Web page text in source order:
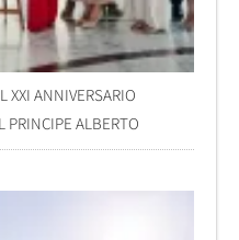
XXI ANNIVERSARIO
PRINCIPE ALBERTO